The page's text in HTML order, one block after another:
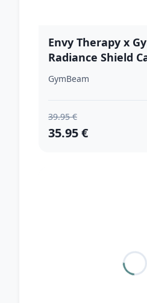
Envy Therapy x
Radiance Shield
GymBeam
39.95 €
35.95 €